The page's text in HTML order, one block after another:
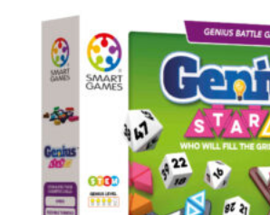
Dodaj u korpu